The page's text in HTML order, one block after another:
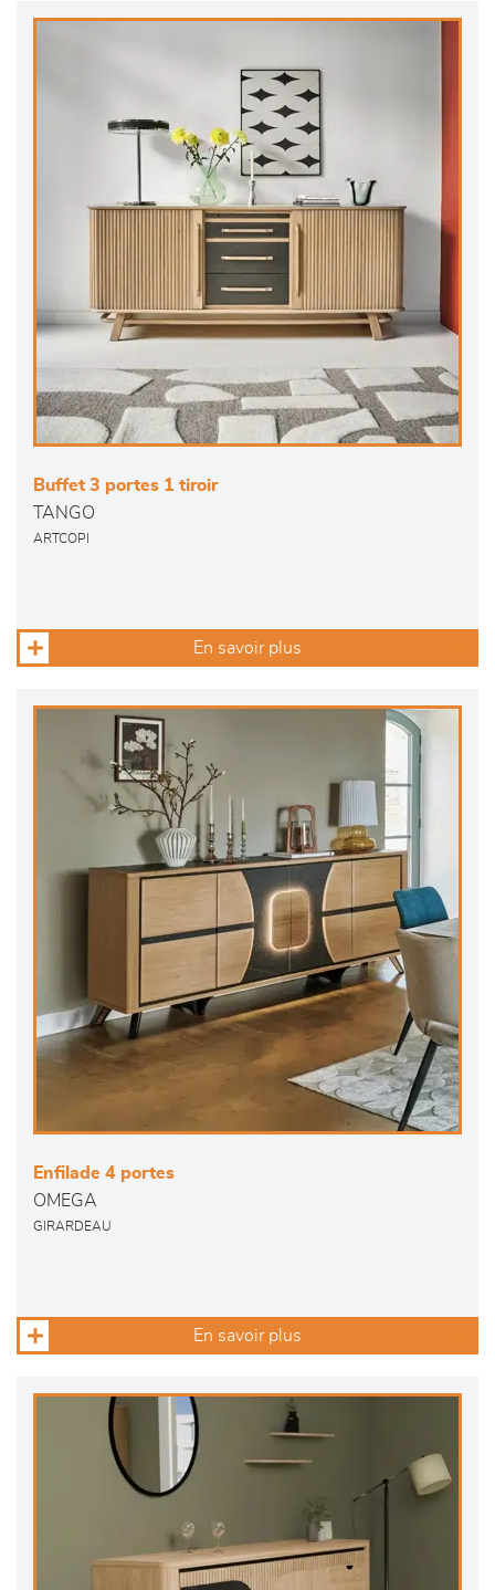
Buffet 3 portes 1 tiroir
TANGO
ARTCOPI
En savoir plus
Enfilade 4 portes
OMEGA
GIRARDEAU
En savoir plus